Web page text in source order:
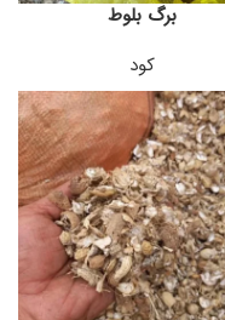
برگ بلوط
کود